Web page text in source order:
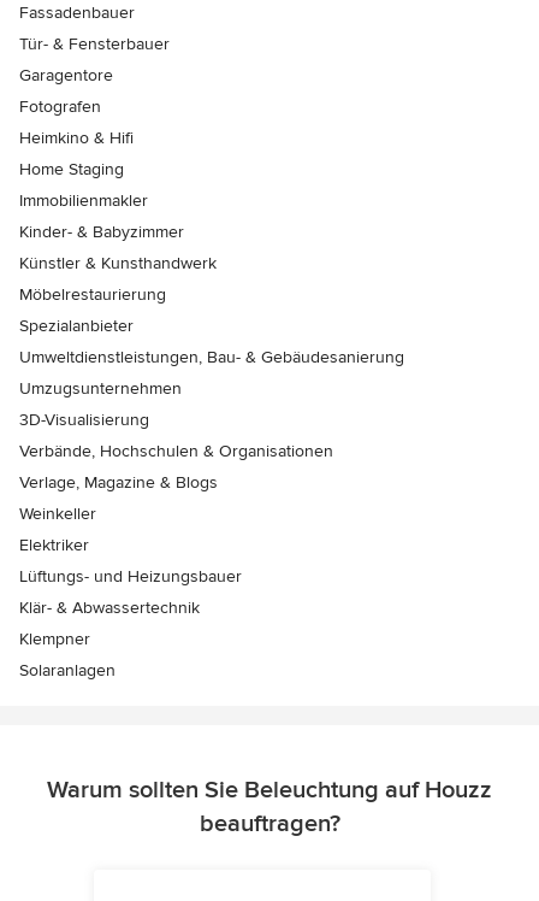
Fassadenbauer
Tür- & Fensterbauer
Garagentore
Fotografen
Heimkino & Hifi
Home Staging
Immobilienmakler
Kinder- & Babyzimmer
Künstler & Kunsthandwerk
Möbelrestaurierung
Spezialanbieter
Umweltdienstleistungen, Bau- & Gebäudesanierung
Umzugsunternehmen
3D-Visualisierung
Verbände, Hochschulen & Organisationen
Verlage, Magazine & Blogs
Weinkeller
Elektriker
Lüftungs- und Heizungsbauer
Klär- & Abwassertechnik
Klempner
Solaranlagen
Warum sollten Sie Beleuchtung auf Houzz
beauftragen?